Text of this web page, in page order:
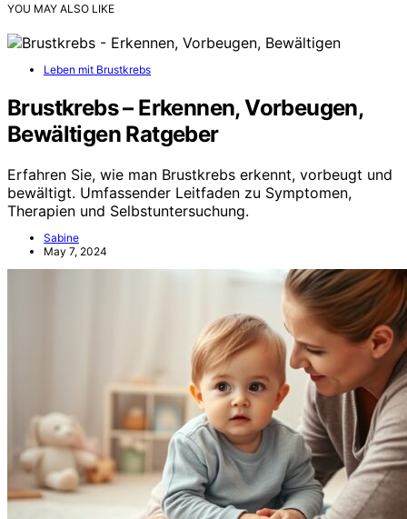
YOU MAY ALSO LIKE
Leben mit Brustkrebs
Brustkrebs – Erkennen, Vorbeugen,
Bewältigen Ratgeber
Erfahren Sie, wie man Brustkrebs erkennt, vorbeugt und
bewältigt. Umfassender Leitfaden zu Symptomen,
Therapien und Selbstuntersuchung.
Sabine
May 7, 2024